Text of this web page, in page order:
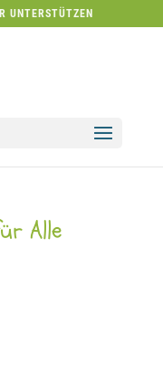
UNTERSTÜTZEN
Alle